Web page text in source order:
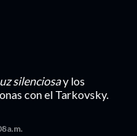
silenciosay los
con el Tarkovsky.
a.m.